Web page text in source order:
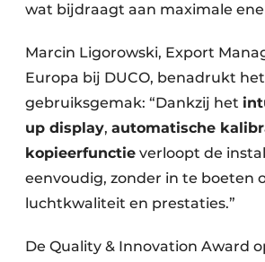
wat bijdraagt aan maximale
Marcin Ligorowski, Export
Europa bij DUCO, benadrukt het
gebruiksgemak: “Dankzij het
up display, automatische
kopieerfunctie verloopt de
eenvoudig, zonder in te boeten
luchtkwaliteit en prestaties.”
De Quality & Innovation Award